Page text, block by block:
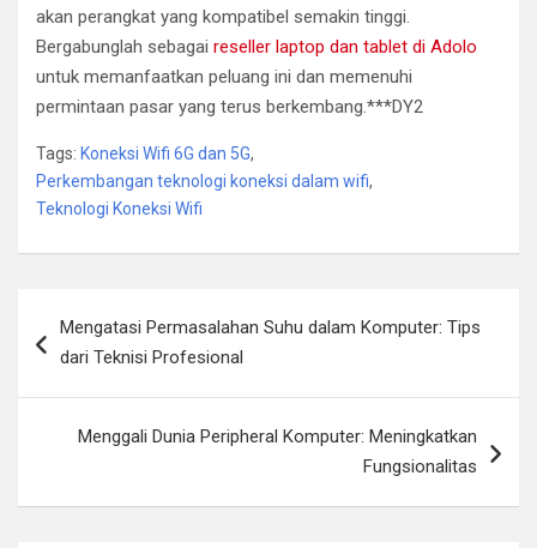
akan perangkat yang kompatibel semakin tinggi.
Bergabunglah sebagai reseller laptop dan tablet di Adolo
untuk memanfaatkan peluang ini dan memenuhi
permintaan pasar yang terus berkembang.***DY2
Tags: Koneksi Wifi 6G dan 5G,
Perkembangan teknologi koneksi dalam wifi,
Teknologi Koneksi Wifi
posMengatasi Permasalahan Suhu dalam Komputer: Tips
dari Teknisi Profesional
Menggali Dunia Peripheral Komputer: Meningkatkan
Fungsionalitas